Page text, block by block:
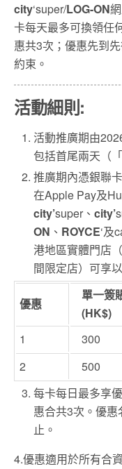
city‘super/LOG-ON
卡每天最多可換領任
惠共3次；優惠先到
約束。
活動細則:
活動推廣期由
包括首尾兩天（
推廣期內憑銀聯
在Apple Pay及
city’super、city’
ON 、 ROYCE‘及
港地區實體門店
間限定店）可享
優惠
單一簽
(HK$)
1
300
2
500
每卡每日最多享
惠合共3次。優
止。
4.優惠適用於所有合